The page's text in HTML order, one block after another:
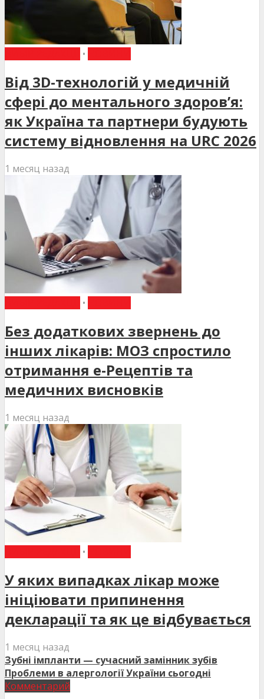
•
Від 3D-технологій у медичній
сфері до ментального здоров’я:
як Україна та партнери будують
систему відновлення на URC 2026
1 месяц назад
•
Без додаткових звернень до
інших лікарів: МОЗ спростило
отримання е-Рецептів та
медичних висновків
1 месяц назад
•
У яких випадках лікар може
ініціювати припинення
декларації та як це відбувається
1 месяц назад
Зубні імпланти — сучасний замінник зубів
Проблеми в алергології України сьогодні
Комментарий